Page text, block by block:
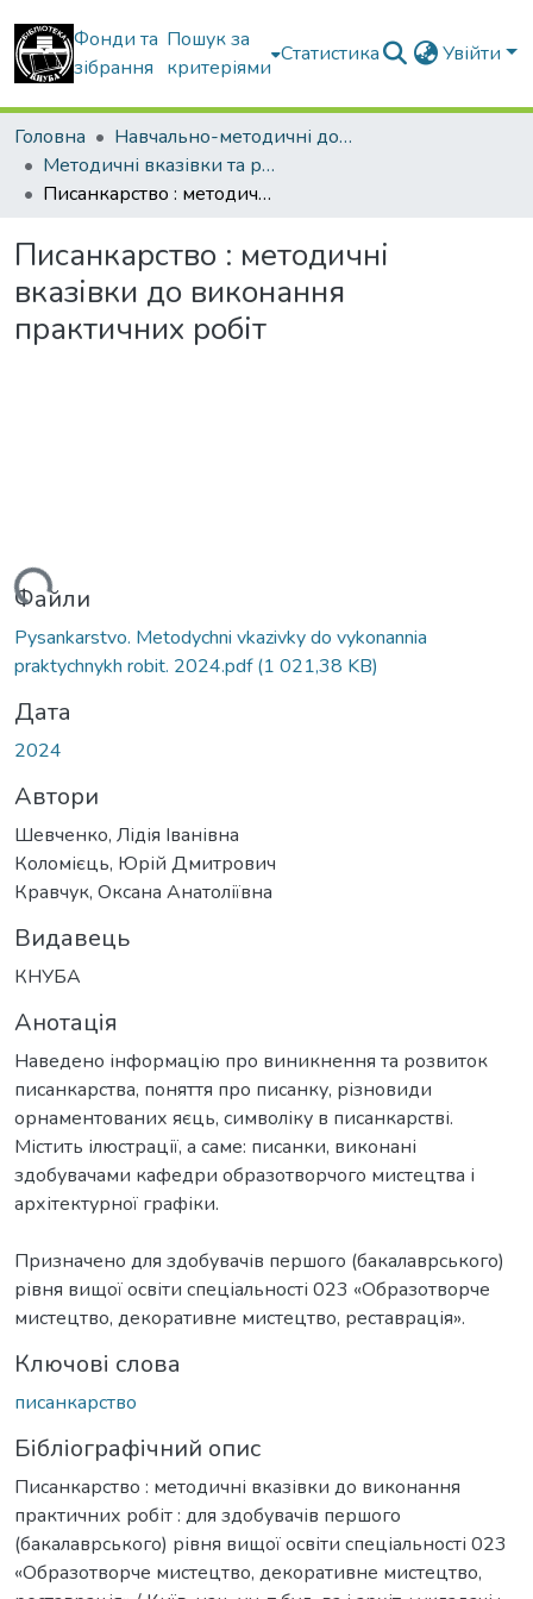
Фонди та
зібрання
Пошук за
критеріями
Статистика Увійти
Головна
Навчально-методичні документи
Методичні вказівки та рекомендації
Писанкарство : методичні вказівки до виконання практичних робіт
Писанкарство : методичні
вказівки до виконання
практичних робіт
Файли
Pysankarstvo. Metodychni vkazivky do vykonannia
praktychnykh robit. 2024.pdf(1 021,38 KB)
Дата
2024
Автори
Шевченко, Лідія Іванівна
Коломієць, Юрій Дмитрович
Кравчук, Оксана Анатоліївна
Видавець
КНУБА
Анотація
Наведено інформацію про виникнення та розвиток
писанкарства, поняття про писанку, різновиди
орнаментованих яєць, символіку в писанкарстві.
Містить ілюстрації, а саме: писанки, виконані
здобувачами кафедри образотворчого мистецтва і
архітектурної графіки.
Призначено для здобувачів першого (бакалаврського)
рівня вищої освіти спеціальності 023 «Образотворче
мистецтво, декоративне мистецтво, реставрація».
Ключові слова
писанкарство
Бібліографічний опис
Писанкарство : методичні вказівки до виконання
практичних робіт : для здобувачів першого
(бакалаврського) рівня вищої освіти спеціальності 023
«Образотворче мистецтво, декоративне мистецтво,